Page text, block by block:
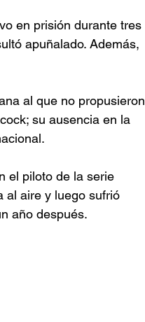
en prisión durante tres
apuñalado. Además,
al que no propusieron
su ausencia en la
el piloto de la serie
al aire y luego sufrió
año después.